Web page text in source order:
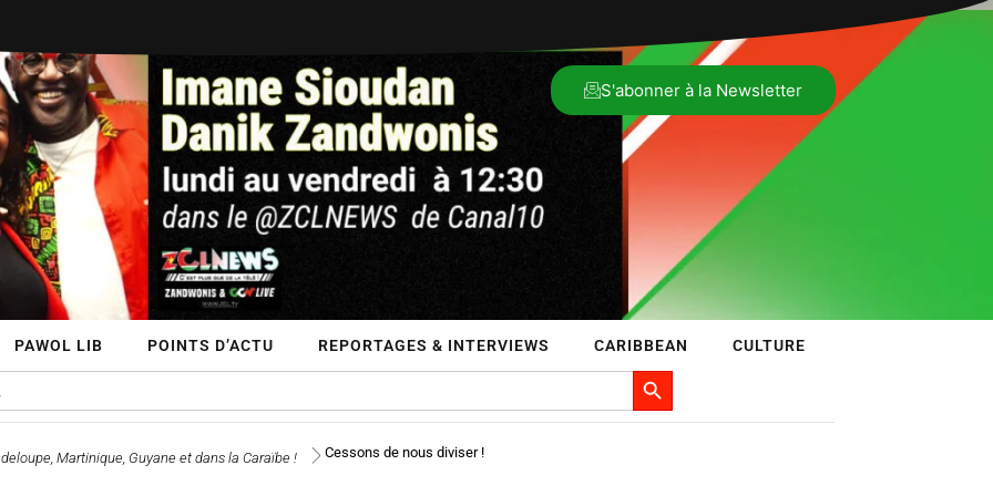
S'abonner à la Newsletter
PAWOL LIB POINTS D’ACTU REPORTAGES & INTERVIEWS CARIBBEAN CULTURE
Search Button
Martinique, Guyane et dans la Caraïbe ! Cessons de nous diviser !